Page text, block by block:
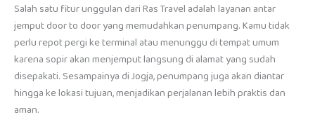
Salah satu fitur unggulan dari Ras Travel adalah layanan antar
jemput door to door yang memudahkan penumpang. Kamu tidak
perlu repot pergi ke terminal atau menunggu di tempat umum
karena sopir akan menjemput langsung di alamat yang sudah
disepakati. Sesampainya di Jogja, penumpang juga akan diantar
hingga ke lokasi tujuan, menjadikan perjalanan lebih praktis dan
aman.